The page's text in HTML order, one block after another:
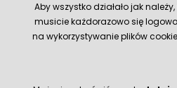
Aby wszystko działało jak
musicie każdorazowo się
na wykorzystywanie plików